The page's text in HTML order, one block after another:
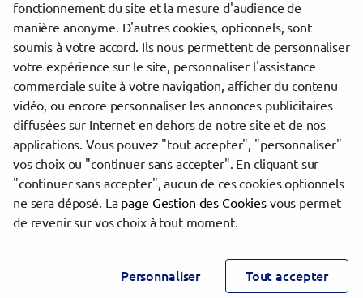
La Rochelle
Rochefort
Trouver une agence Banque Populaire
Charente-Maritime
La Rochelle
LA ROCHELLE PETITE ENTREPRISE
evermaps ©
fonctionnement du site et la mesure d'audience de
manière anonyme. D'autres cookies, optionnels, sont
soumis à votre accord. Ils nous permettent de personnaliser
votre expérience sur le site, personnaliser l'assistance
commerciale suite à votre navigation, afficher du contenu
vidéo, ou encore personnaliser les annonces publicitaires
diffusées sur Internet en dehors de notre site et de nos
applications. Vous pouvez "tout accepter", "personnaliser"
vos choix ou "continuer sans accepter". En cliquant sur
"continuer sans accepter", aucun de ces cookies optionnels
ne sera déposé. La page Gestion des Cookiesvous permet
de revenir sur vos choix à tout moment.
Personnaliser Tout accepter